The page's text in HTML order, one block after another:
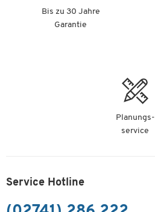
Bis zu 30 Jahre
Garantie
Planungs-
service
Service Hotline